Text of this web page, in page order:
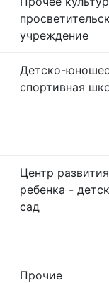
учреждение
Детско-
спортивная
Центр развития
ребенка -
сад
Прочие